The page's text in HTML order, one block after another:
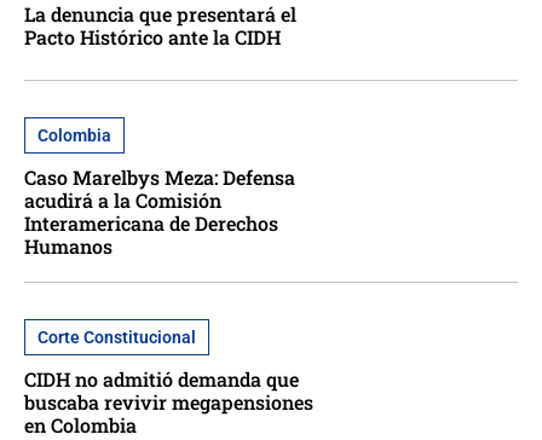
La denuncia que presentará el
Pacto Histórico ante la CIDH
Colombia
Caso Marelbys Meza: Defensa
acudirá a la Comisión
Interamericana de Derechos
Humanos
Corte Constitucional
CIDH no admitió demanda que
buscaba revivir megapensiones
en Colombia